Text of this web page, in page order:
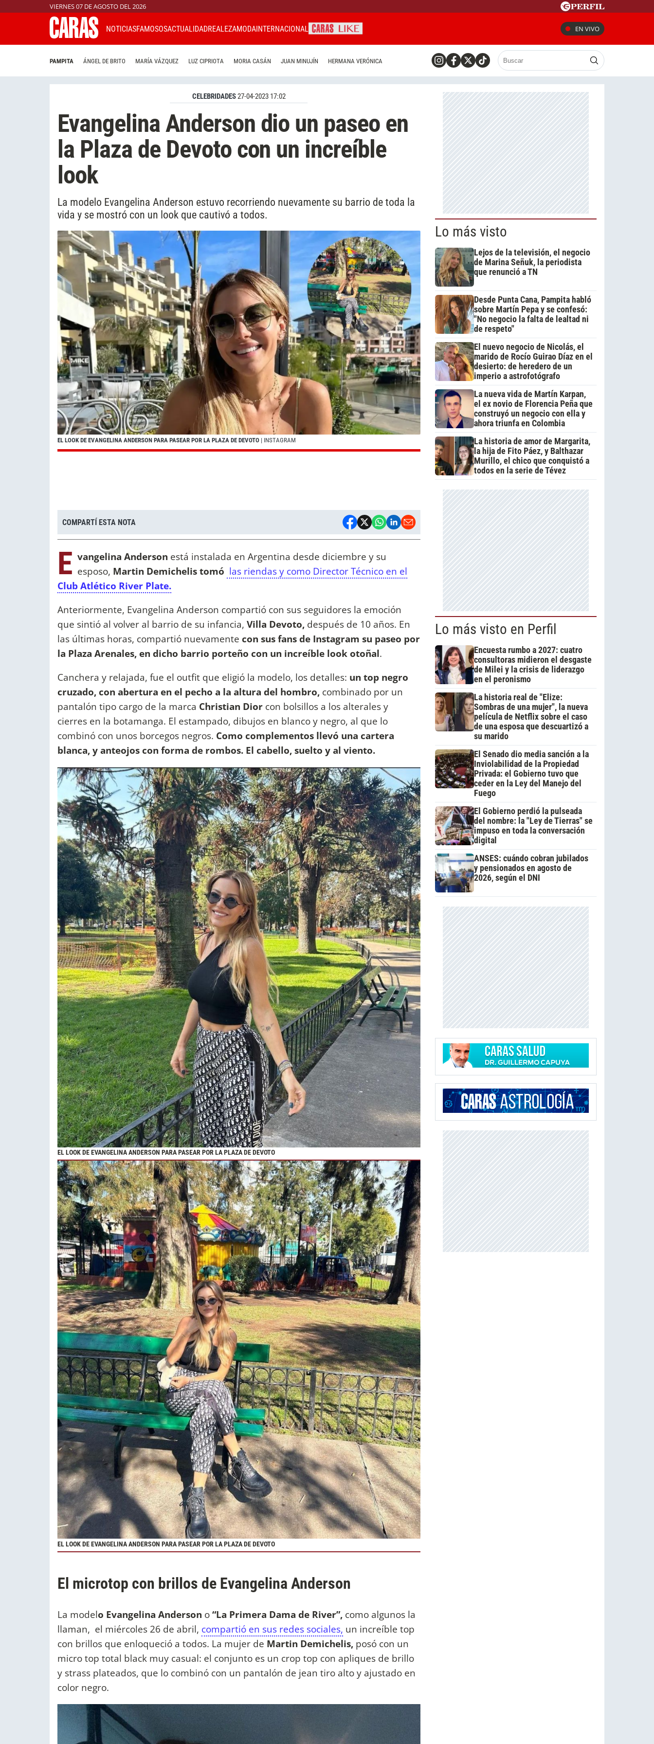
VIERNES 07 DE AGOSTO DEL 2026
NOTICIASFAMOSOSACTUALIDADREALEZAMODAINTERNACIONAL EN VIVO
PAMPITA ÁNGEL DE BRITO MARÍA VÁZQUEZ LUZ CIPRIOTA MORIA CASÁN JUAN MINUJÍN HERMANA VERÓNICA
CELEBRIDADES27-04-2023 17:02
Evangelina Anderson dio un paseo en
la Plaza de Devoto con un increíble
look
La modelo Evangelina Anderson estuvo recorriendo nuevamente su barrio de toda la
vida y se mostró con un look que cautivó a todos.
EL LOOK DE EVANGELINA ANDERSON PARA PASEAR POR LA PLAZA DE DEVOTO | INSTAGRAM
COMPARTÍ ESTA NOTA
E vangelina Anderson está instalada en Argentina desde diciembre y su
esposo, Martin Demichelis tomó las riendas y como Director Técnico en el
Club Atlético River Plate.
Anteriormente, Evangelina Anderson compartió con sus seguidores la emoción
que sintió al volver al barrio de su infancia, Villa Devoto, después de 10 años. En
las últimas horas, compartió nuevamente con sus fans de Instagram su paseo por
la Plaza Arenales, en dicho barrio porteño con un increíble look otoñal.
Canchera y relajada, fue el outfit que eligió la modelo, los detalles: un top negro
cruzado, con abertura en el pecho a la altura del hombro, combinado por un
pantalón tipo cargo de la marca Christian Dior con bolsillos a los alterales y
cierres en la botamanga. El estampado, dibujos en blanco y negro, al que lo
combinó con unos borcegos negros. Como complementos llevó una cartera
blanca, y anteojos con forma de rombos. El cabello, suelto y al viento.
EL LOOK DE EVANGELINA ANDERSON PARA PASEAR POR LA PLAZA DE DEVOTO
EL LOOK DE EVANGELINA ANDERSON PARA PASEAR POR LA PLAZA DE DEVOTO
El microtop con brillos de Evangelina Anderson
La modelo Evangelina Anderson o“La Primera Dama de River”, como algunos la
llaman, el miércoles 26 de abril, compartió en sus redes sociales, un increíble top
con brillos que enloqueció a todos. La mujer de Martin Demichelis, posó con un
micro top total black muy casual: el conjunto es un crop top con apliques de brillo
y strass plateados, que lo combinó con un pantalón de jean tiro alto y ajustado en
color negro.
Lo más visto
Lejos de la televisión, el negocio
de Marina Señuk, la periodista
que renunció a TN
Desde Punta Cana, Pampita habló
sobre Martín Pepa y se confesó:
"No negocio la falta de lealtad ni
de respeto"
El nuevo negocio de Nicolás, el
marido de Rocío Guirao Díaz en el
desierto: de heredero de un
imperio a astrofotógrafo
La nueva vida de Martín Karpan,
el ex novio de Florencia Peña que
construyó un negocio con ella y
ahora triunfa en Colombia
La historia de amor de Margarita,
la hija de Fito Páez, y Balthazar
Murillo, el chico que conquistó a
todos en la serie de Tévez
Lo más visto en Perfil
Encuesta rumbo a 2027: cuatro
consultoras midieron el desgaste
de Milei y la crisis de liderazgo
en el peronismo
La historia real de "Elize:
Sombras de una mujer", la nueva
película de Netflix sobre el caso
de una esposa que descuartizó a
su marido
El Senado dio media sanción a la
Inviolabilidad de la Propiedad
Privada: el Gobierno tuvo que
ceder en la Ley del Manejo del
Fuego
El Gobierno perdió la pulseada
del nombre: la "Ley de Tierras" se
impuso en toda la conversación
digital
ANSES: cuándo cobran jubilados
y pensionados en agosto de
2026, según el DNI